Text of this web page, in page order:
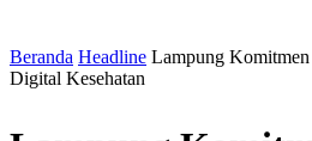
Beranda Headline Lampung
Digital Kesehatan